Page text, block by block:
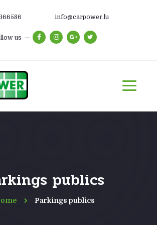
info@carpower.lu
us
publics
Parkings publics